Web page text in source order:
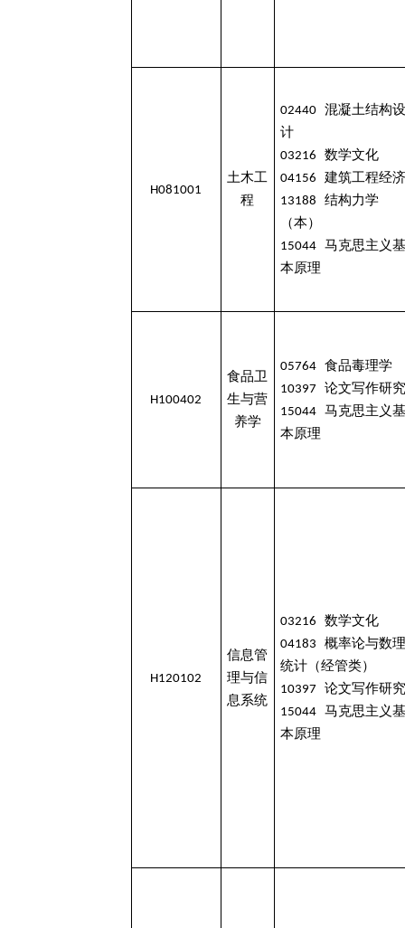
H081001
土木工
程
02440 混凝土结构设
计
03216 数学文化
04156 建筑工程经济
13188 结构力学
（本）
15044 马克思主义基
本原理
H100402
食品卫
生与营
养学
05764 食品毒理学
10397 论文写作研究
15044 马克思主义基
本原理
H120102
信息管
理与信
息系统
03216 数学文化
04183 概率论与数理
统计（经管类）
10397 论文写作研究
15044 马克思主义基
本原理